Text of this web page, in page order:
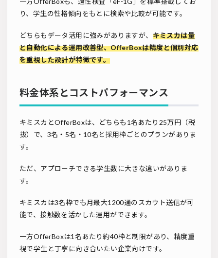
り、学生の性格傾向をもとに検索や比較が可能です。
どちらもデータ活用に強みがありますが、 キミスカは量
と自動化による運用改善型、OfferBoxは精度と個別対応
を重視した設計が特徴です。
料金体系とコストパフォーマンス
キミスカとOfferBoxは、どちらも1名あたり25万円（税
抜）で、3名・5名・10名と採用枠ごとのプランがありま
す。
ただ、アプローチできる学生数に大きな違いがありま
す。
キミスカは3名枠でも月最大1200通のスカウト送信が可
能で、接触数を活かした運用ができます。
一方OfferBoxは1名あたり約40枠と制限があり、精度重
視で学生と丁寧に向き合いたい企業向けです。